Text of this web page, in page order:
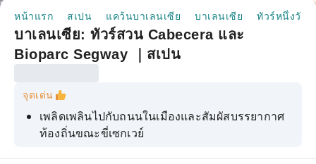
หน้าแรก สเปน แคว้นบาเลนเซีย บาเลนเซีย ทัวร์หนึ่งวัน
บาเลนเซีย: ทัวร์สวน Cabecera และ
Bioparc Segway ｜สเปน
จุดเด่น
เพลิดเพลินไปกับถนนในเมืองและสัมผัสบรรยากาศ
ท้องถิ่นขณะขี่เซกเวย์
เยี่ยมชมอนุสรณ์สถานและย่านที่โดดเด่นและเป็น